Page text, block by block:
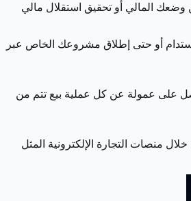
وضعك المالي أو تحقيق استقلال مالي
مستدام أو حتى إطلاق مشروعك الخاص عبر
على عمولة عن كل عملية بيع تتم من
منصات التجارة الإلكترونية المثل